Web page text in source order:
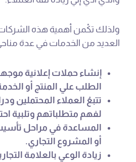
ولذلك تكْمن أهمية هذه
العديد من الخدمات في عدة
إنشاء حملات إعلانية
الطلب علي المنتج أو
تتبعُ العملاء المحتملين
لفهم متطلباتهم وتلبية
المساعدة في مراحل
أو المشروع التجاري.
زيادة الوعي بالعلامة